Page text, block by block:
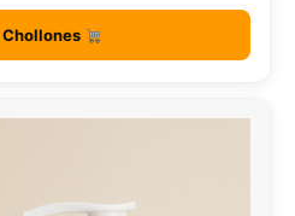
Chollones